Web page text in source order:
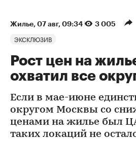
Жилье⁠, 07 авг, 09:34 3 005
ЭКСКЛЮЗИВ
Рост цен на
охватил все
Если в мае-июне
округом Москвы со
ценами на жилье был
таких локаций не